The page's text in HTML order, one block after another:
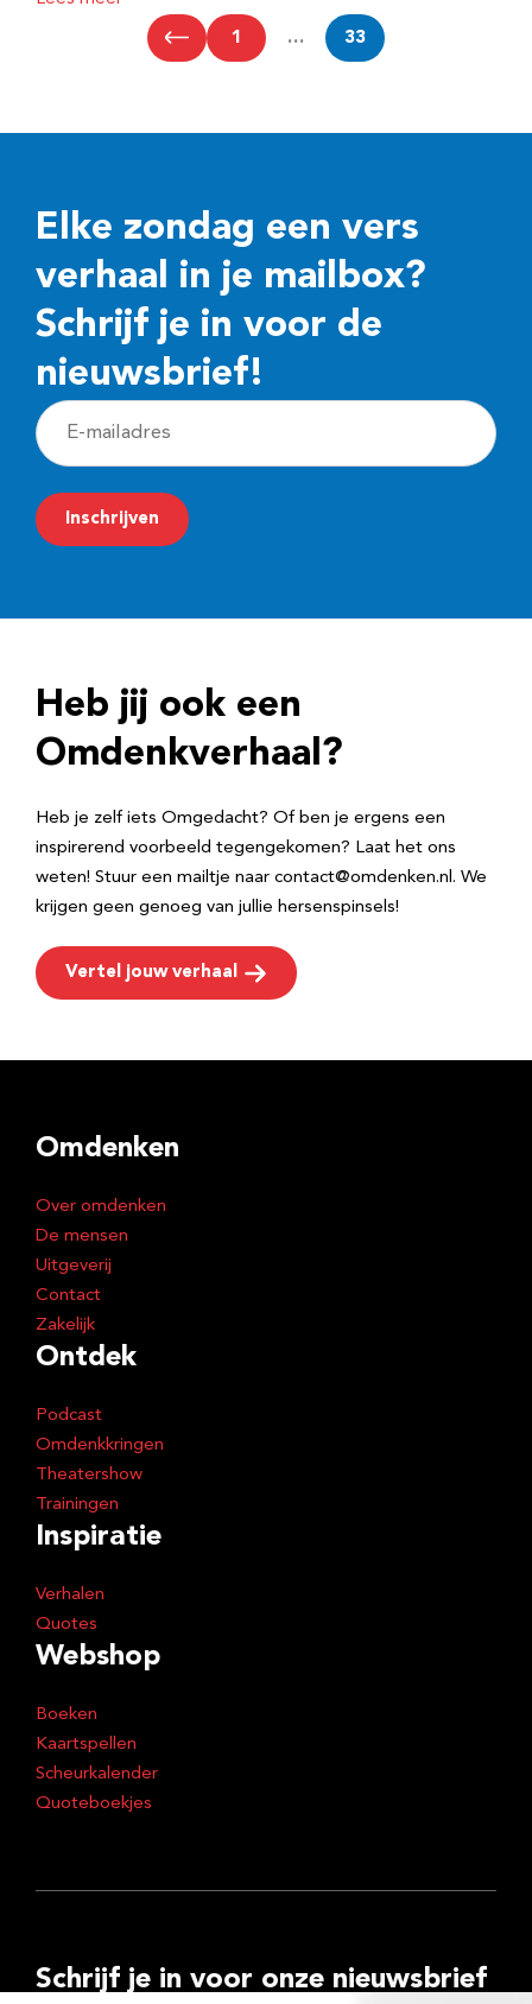
1 … 33
Elke zondag een vers
verhaal in je mailbox?
Schrijf je in voor de
nieuwsbrief!
E
-
m
a
r
e
Inschrijven
Heb jij ook een
Omdenkverhaal?
Heb je zelf iets Omgedacht? Of ben je ergens een
inspirerend voorbeeld tegengekomen? Laat het ons
weten! Stuur een mailtje naar contact@omdenken.nl. We
krijgen geen genoeg van jullie hersenspinsels!
Vertel jouw verhaal
Omdenken
Over omdenken
De mensen
Uitgeverij
Contact
Zakelijk
Ontdek
Podcast
Omdenkkringen
Theatershow
Trainingen
Inspiratie
Verhalen
Quotes
Webshop
Boeken
Kaartspellen
Scheurkalender
Quoteboekjes
Schrijf je in voor onze nieuwsbrief